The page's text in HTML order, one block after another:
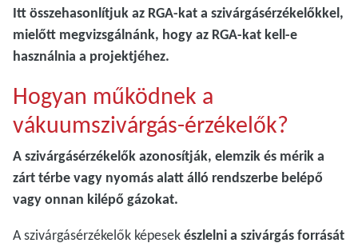
Itt összehasonlítjuk az RGA-kat a szivárgásérzékelőkkel,
mielőtt megvizsgálnánk, hogy az RGA-kat kell-e
használnia a projektjéhez.
Hogyan működnek a
vákuumszivárgás-érzékelők?
A szivárgásérzékelők azonosítják, elemzik és mérik a
zárt térbe vagy nyomás alatt álló rendszerbe belépő
vagy onnan kilépő gázokat.
A szivárgásérzékelők képesekészlelni a szivárgás forrását